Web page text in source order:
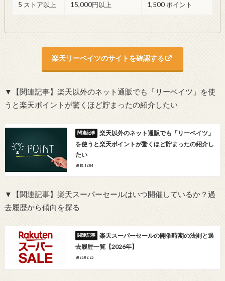
5 ストア以上 15,000円以上 1,500 ポイント
楽天リーベイツのサイトを確認する
▼【関連記事】楽天以外のネット通販でも「リーベイツ」を使
うと楽天ポイントが驚くほど貯まったの紹介したい
楽天以外のネット通販でも「リーベイツ」
を使うと楽天ポイントが驚くほど貯まったの紹介し
たい
2018.12.04
▼【関連記事】楽天スーパーセールはいつ開催しているか？過
去履歴から傾向を探る
楽天スーパーセールの開催時期の法則と過
去履歴一覧【2026年】
2026.02.25